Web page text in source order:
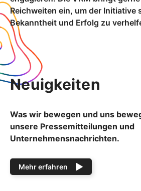
Reichweiten ein, um der Initiative
Bekanntheit und Erfolg zu
Neuigkeiten
Was wir bewegen und uns
unsere Pressemitteilungen und
Unternehmensnachrichten.
Mehr erfahren